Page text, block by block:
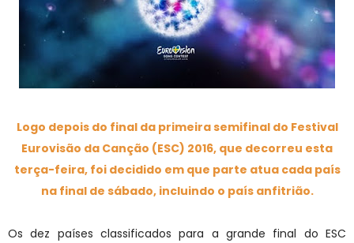
Logo depois do final da primeira semifinal do Festival
Eurovisão da Canção (ESC) 2016, que decorreu esta
terça-feira, foi decidido em que parte atua cada país
na final de sábado, incluindo o país anfitrião.
Os dez países classificados para a grande final do ESC